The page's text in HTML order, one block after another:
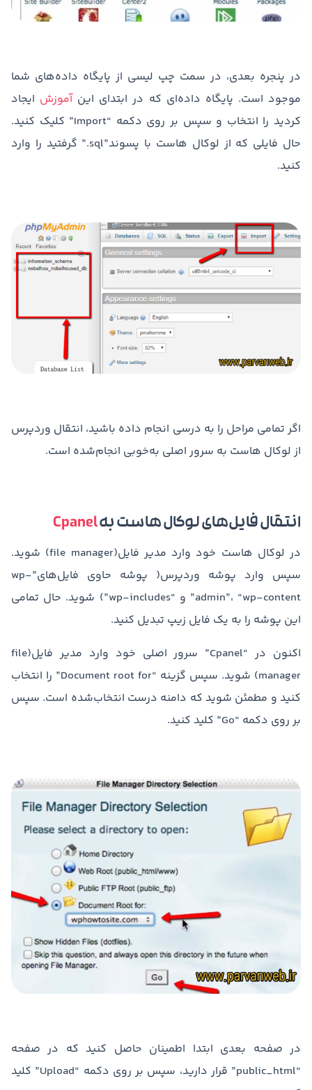
در پنجره بعدی، در سمت چپ لیسی از پایگاه داده‌های شما
موجود است. پایگاه داده‌ای که در ابتدای اینآموزش ایجاد
کردید را انتخاب و سپس بر روی دکمه “Import” کلیک کنید.
حال فایلی که از لوکال هاست با پسوند”sql.” گرفتید را وارد
کنید.
اگر تمامی مراحل را به درسی انجام داده باشید، انتقال وردپرس
از لوکال هاست به سرور اصلی به‌خوبی انجام‌شده است.
انتقال فایل‌های لوکال هاست بهCpanel
در لوکال هاست خود وارد مدیر فایل(file manager) شوید.
سپس وارد پوشه وردپرس( پوشه حاوی فایل‌های”wp-
admin”، “wp-content” و “wp-includes”) شوید. حال تمامی
این پوشه را به یک فایل زیپ تبدیل کنید.
اکنون در “Cpanel” سرور اصلی خود وارد مدیر فایل(file
manager) شوید. سپس گزینه “Document root for” را انتخاب
کنید و مطمئن شوید که دامنه درست انتخاب‌شده است. سپس
بر روی دکمه “Go” کلید کنید.
در صفحه بعدی ابتدا اطمینان حاصل کنید که در صفحه
“public_html” قرار دارید، سپس بر روی دکمه “Upload” کلید